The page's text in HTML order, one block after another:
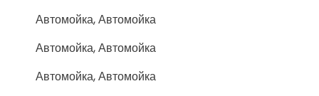
Автомойка, Автомойка
Автомойка, Автомойка
Автомойка, Автомойка